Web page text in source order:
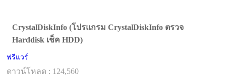
CrystalDiskInfo (โปรแกรม CrystalDiskInfo ตรวจ
Harddisk เช็ค HDD)
ฟรีแวร์
ดาวน์โหลด : 124,560